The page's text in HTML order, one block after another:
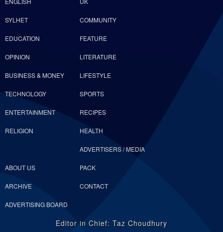
SYLHET COMMUNITY
EDUCATION FEATURE
OPINION LITERATURE
BUSINESS & MONEY LIFESTYLE
TECHNOLOGY SPORTS
ENTERTAINMENT RECIPES
RELIGION HEALTH
ABOUT US
ADVERTISERS / MEDIA
PACK
ARCHIVE CONTACT
ADVERTISING BOARD
Editor in Chief: Taz Choudhury